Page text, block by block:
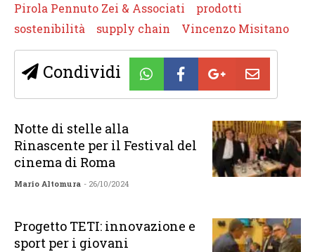
Pirola Pennuto Zei & Associati
prodotti
sostenibilità
supply chain Vincenzo Misitano
Condividi
Notte di stelle alla
Rinascente per il Festival del
cinema di Roma
Mario Altomura - 26/10/2024
Progetto TETI: innovazione e
sport per i giovani